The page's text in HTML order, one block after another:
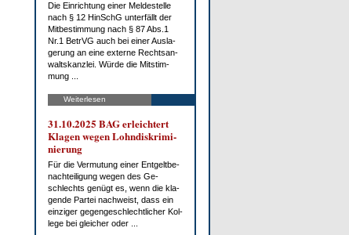
Die Ein­rich­tung ei­ner Mel­de­stel­le
nach § 12 HinSchG un­ter­fällt der
Mit­be­stim­mung nach § 87 Abs.1
Nr.1 Be­trVG auch bei ei­ner Aus­la­
ge­rung an ei­ne ex­ter­ne Rechts­an­
walts­kanz­lei. Wür­de die Mit­stim­
mung ...
Weiterlesen
31.10.2025 BAG er­leich­tert
Kla­gen we­gen Lohn­dis­kri­mi­
nie­rung
Für die Ver­mu­tung ei­ner Ent­gelt­be­
nach­tei­li­gung we­gen des Ge­
schlechts ge­nügt es, wenn die kla­
gen­de Par­tei nach­weist, dass ein
ein­zi­ger ge­gen­ge­schlecht­li­cher Kol­
le­ge bei glei­cher oder ...